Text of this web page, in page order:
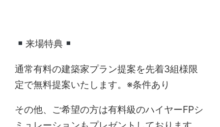
来場特典
通常有料の建築家プラン提案を先着3組様限
定で無料提案いたします。※条件あり
その他、ご希望の方は有料級のハイヤーFPシ